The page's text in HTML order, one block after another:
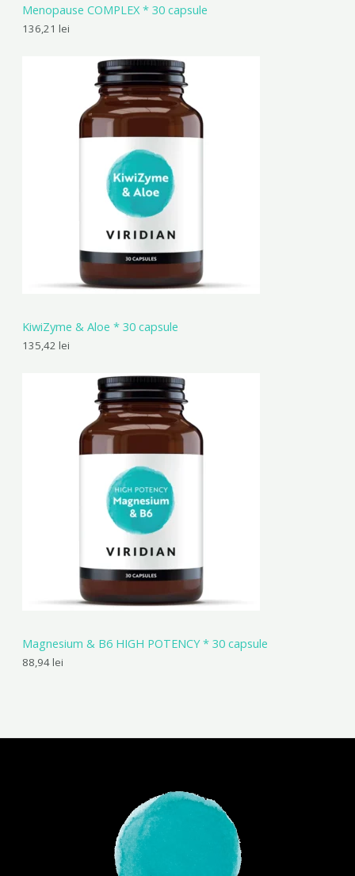
Menopause COMPLEX * 30 capsule
136,21 lei
KiwiZyme & Aloe * 30 capsule
135,42 lei
Magnesium & B6 HIGH POTENCY * 30 capsule
88,94lei